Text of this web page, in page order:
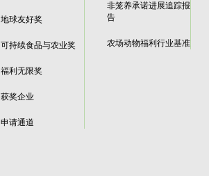
地球友好奖
可持续食品与农业奖
福利无限奖
获奖企业
申请通道
非笼养承诺进展追踪报
告
农场动物福利行业基准